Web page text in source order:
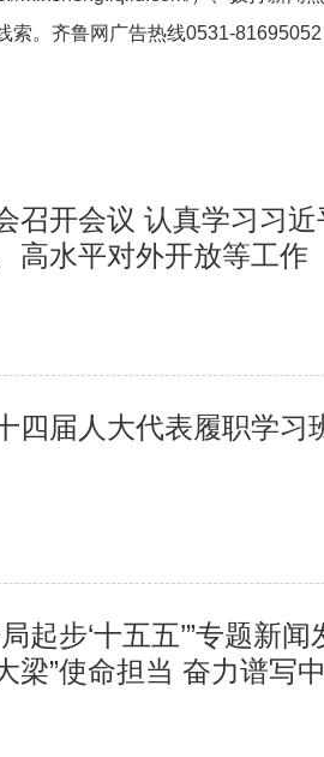
索。齐鲁网广告热线0531-81695052
召开会议 认真学习习
高水平对外开放等工作
四届人大代表履职学习
起步‘十五五’”专题新
梁”使命担当 奋力谱写